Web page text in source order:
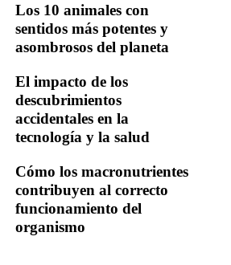
Los 10 animales con
sentidos más potentes y
asombrosos del planeta
El impacto de los
descubrimientos
accidentales en la
tecnología y la salud
Cómo los macronutrientes
contribuyen al correcto
funcionamiento del
organismo